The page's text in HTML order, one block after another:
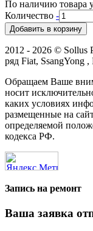
По наличию товара
Количество -
2012 - 2026 © Sollus
ряд Fiat, SsangYong
Обращаем Ваше
носит
каких условиях
размещенные на
определяемой
кодекса РФ.
Запись на ремонт
Ваша заявка